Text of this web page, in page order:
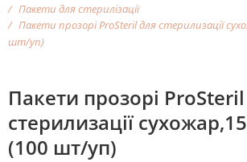
Пакети для стерилізації
Пакети прозорі ProSteril для стерилизації
шт/уп)
Пакети прозорі
стерилизації
(100 шт/уп)